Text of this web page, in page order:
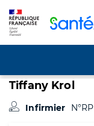
Tiffany Krol
Infirmier